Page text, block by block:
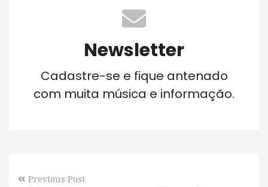
Newsletter
Cadastre-se e fique antenado
com muita música e informação.
Previous Post